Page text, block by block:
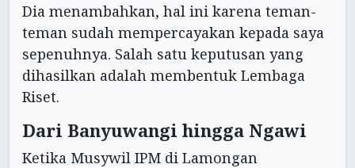
Dia menambahkan, hal ini karena teman-
teman sudah mempercayakan kepada saya
sepenuhnya. Salah satu keputusan yang
dihasilkan adalah membentuk Lembaga
Riset.
Dari Banyuwangi hingga Ngawi
Ketika Musywil IPM di Lamongan